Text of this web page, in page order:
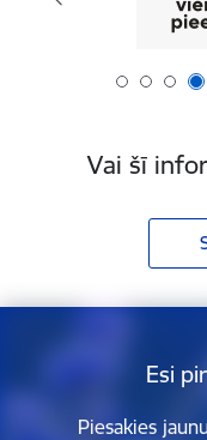
Vai šī
Esi
Piesakies